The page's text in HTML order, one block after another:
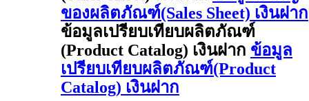
ของผลิตภัณฑ์(Sales Sheet) เงินฝาก
ข้อมูลเปรียบเทียบผลิตภัณฑ์
(Product Catalog) เงินฝาก ข้อมูล
เปรียบเทียบผลิตภัณฑ์(Product
Catalog) เงินฝาก